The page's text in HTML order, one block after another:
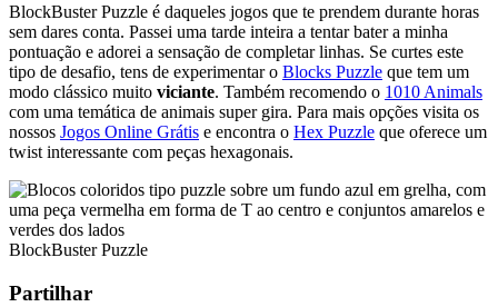
BlockBuster Puzzle é daqueles jogos que te prendem durante horas
sem dares conta. Passei uma tarde inteira a tentar bater a minha
pontuação e adorei a sensação de completar linhas. Se curtes este
tipo de desafio, tens de experimentar o Blocks Puzzle que tem um
modo clássico muito viciante. Também recomendo o 1010 Animals
com uma temática de animais super gira. Para mais opções visita os
nossos Jogos Online Grátis e encontra o Hex Puzzle que oferece um
twist interessante com peças hexagonais.
BlockBuster Puzzle
Partilhar